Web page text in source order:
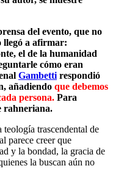
del evento, que no
llegó a afirmar:
el de la humanidad
cómo eran
Gambetti respondió
añadiendo que debemos
persona. Para
rahneriana.
trascendental de
parece creer que
y la bondad, la gracia de
la buscan aún no